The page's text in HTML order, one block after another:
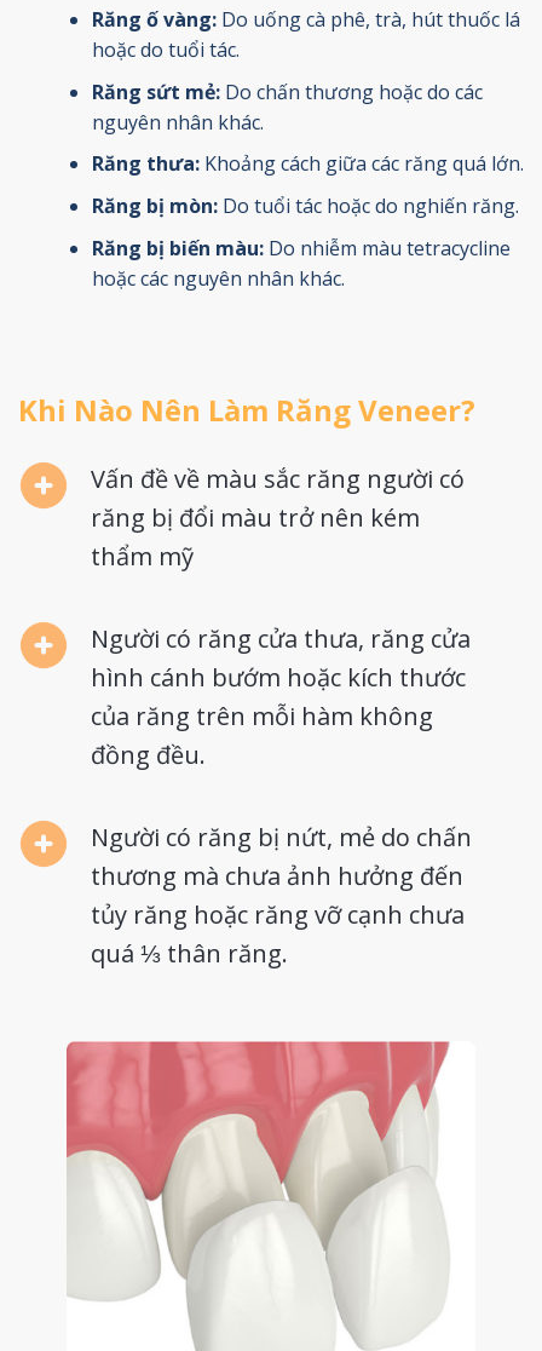
Răng ố vàng:Do uống cà phê, trà, hút thuốc lá
hoặc do tuổi tác.
Răng sứt mẻ:Do chấn thương hoặc do các
nguyên nhân khác.
Răng thưa:Khoảng cách giữa các răng quá lớn.
Răng bị mòn:Do tuổi tác hoặc do nghiến răng.
Răng bị biến màu:Do nhiễm màu tetracycline
hoặc các nguyên nhân khác.
Khi Nào Nên Làm Răng Veneer?
Vấn đề về màu sắc răng người có
răng bị đổi màu trở nên kém
thẩm mỹ
Người có răng cửa thưa, răng cửa
hình cánh bướm hoặc kích thước
của răng trên mỗi hàm không
đồng đều.
Người có răng bị nứt, mẻ do chấn
thương mà chưa ảnh hưởng đến
tủy răng hoặc răng vỡ cạnh chưa
quá ⅓ thân răng.